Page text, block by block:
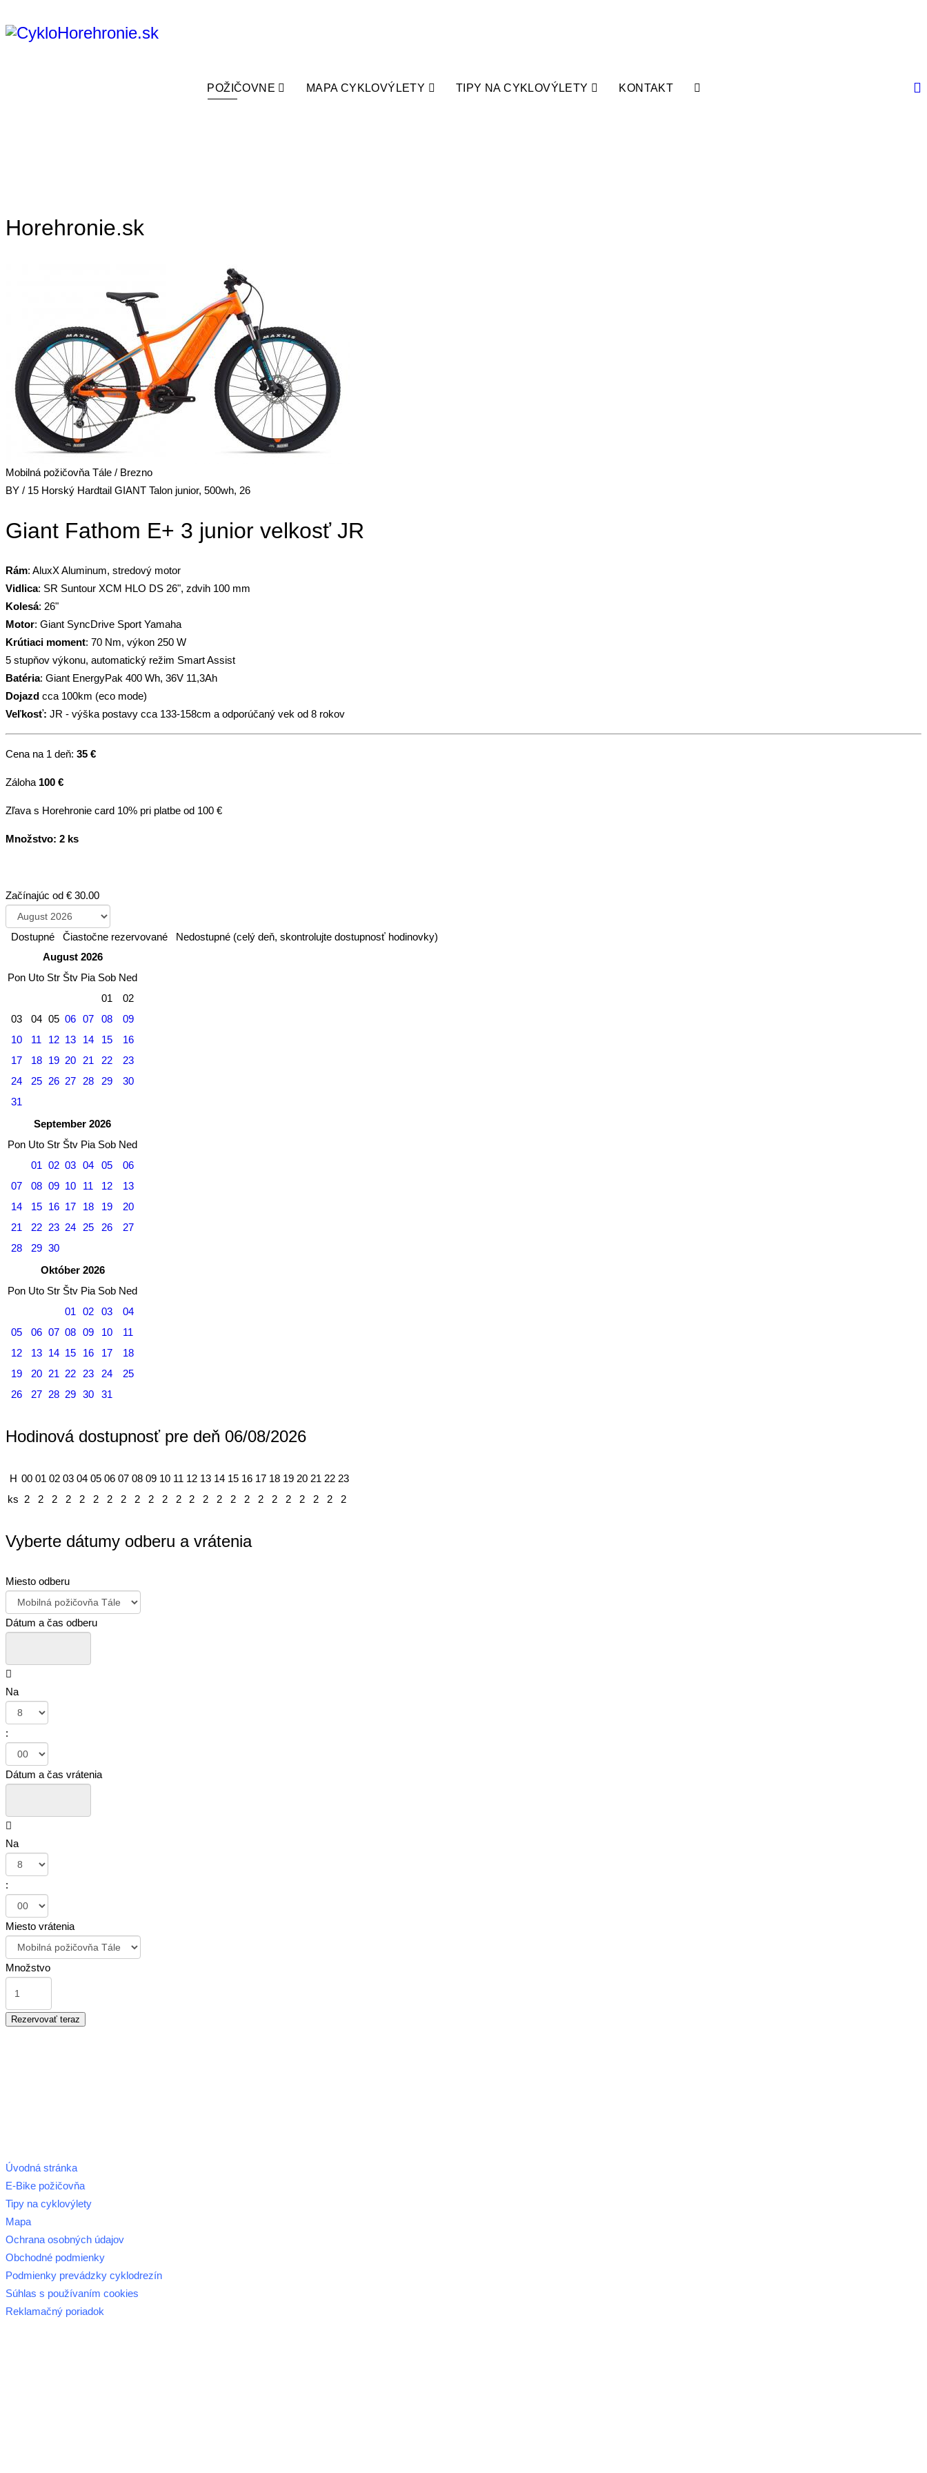
POŽIČOVNE MAPA CYKLOVÝLETY TIPY NA CYKLOVÝLETY KONTAKT
Horehronie.sk
Mobilná požičovňa Tále / Brezno
BY / 15 Horský Hardtail GIANT Talon junior, 500wh, 26
Giant Fathom E+ 3 junior velkosť JR
Rám: AluxX Aluminum, stredový motor
Vidlica: SR Suntour XCM HLO DS 26", zdvih 100 mm
Kolesá: 26"
Motor: Giant SyncDrive Sport Yamaha
Krútiaci moment: 70 Nm, výkon 250 W
5 stupňov výkonu, automatický režim Smart Assist
Batéria: Giant EnergyPak 400 Wh, 36V 11,3Ah
Dojazd cca 100km (eco mode)
Veľkosť: JR - výška postavy cca 133-158cm a odporúčaný vek od 8 rokov
Cena na 1 deň: 35 €
Záloha 100 €
Zľava s Horehronie card 10% pri platbe od 100 €
Množstvo: 2 ks
Začínajúc od € 30.00
Dostupné Čiastočne rezervované
Nedostupné (celý deň, skontrolujte dostupnosť hodinovky)
August 2026
Pon Uto Str Štv Pia Sob Ned
01
02
03
04 05 06 07 08
09
10
11 12 13 14 15
16
17
18 19 20 21 22
23
24
25 26 27 28 29
30
31
September 2026
Pon Uto Str Štv Pia Sob Ned
01 02 03 04 05
06
07
08 09 10 11 12
13
14
15 16 17 18 19
20
21
22 23 24 25 26
27
28
29 30
Október 2026
Pon Uto Str Štv Pia Sob Ned
01
02 03
04
05
06 07 08 09 10
11
12
13 14 15 16 17
18
19
20 21 22 23 24
25
26
27 28 29 30 31
Hodinová dostupnosť pre deň 06/08/2026
H 00 01 02 03 04 05 06 07 08 09 10 11 12 13 14 15 16 17 18 19 20 21 22 23
ks 2 2 2 2 2 2 2 2 2 2 2 2 2 2 2 2 2 2 2 2 2 2 2 2
Vyberte dátumy odberu a vrátenia
Miesto odberu
Dátum a čas odberu
Na
:
Dátum a čas vrátenia
Na
:
Miesto vrátenia
Množstvo
Úvodná stránka
E-Bike požičovňa
Tipy na cyklovýlety
Mapa
Ochrana osobných údajov
Obchodné podmienky
Podmienky prevádzky cyklodrezín
Súhlas s používaním cookies
Reklamačný poriadok